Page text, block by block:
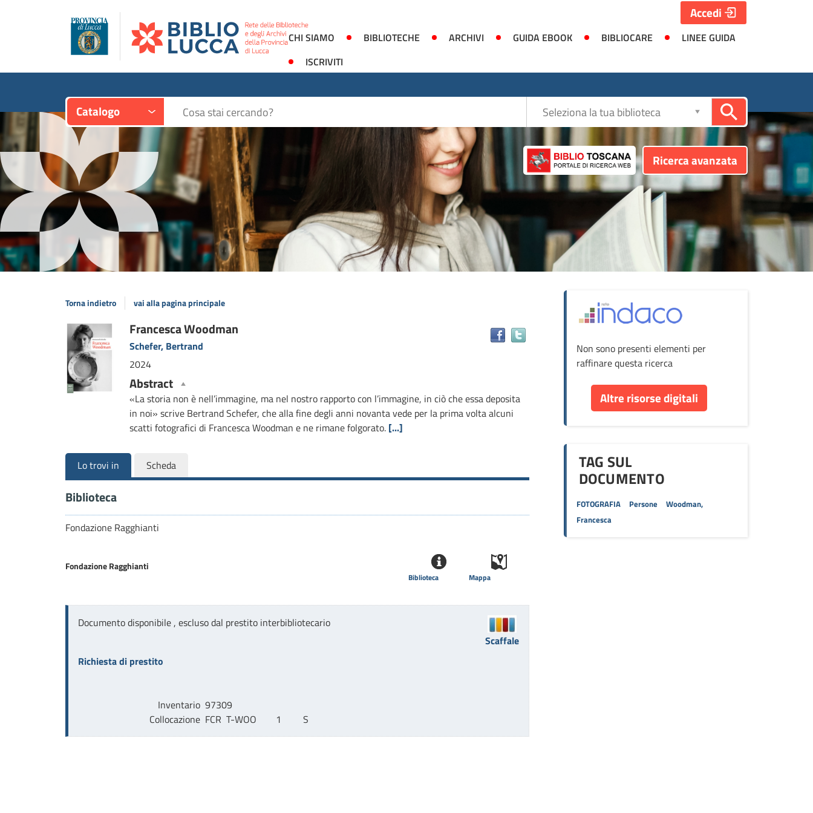
CHI SIAMO BIBLIOTECHE ARCHIVI GUIDA EBOOK BIBLIOCARE
LINEE GUIDA
ISCRIVITI
Accedi
Catalogo Cerca su "Catalogo"
Ricerca avanzata
Seleziona
la
Torna indietro vai alla pagina principale
Dettaglio
del
documento
Francesca Woodman
Schefer, Bertrand
2024
Abstract
«La storia non è nell’immagine, ma nel nostro rapporto con l’immagine, in ciò che essa deposita
in noi» scrive Bertrand Schefer, che alla fine degli anni novanta vede per la prima volta alcuni
scatti fotografici di Francesca Woodman e ne rimane folgorato. [...]
Lo trovi in Scheda
Biblioteca
Fondazione Ragghianti
Fondazione Ragghianti
Mappa
Biblioteca
Documento disponibile , escluso dal prestito interbibliotecario
Richiesta di prestito
Inventario 97309
Collocazione FCR  T-WOO        1         S
Scaffale
Non sono presenti elementi per
raffinare questa ricerca
Altre risorse digitali
TAG SUL
DOCUMENTO
FOTOGRAFIA Persone
Woodman,
Francesca